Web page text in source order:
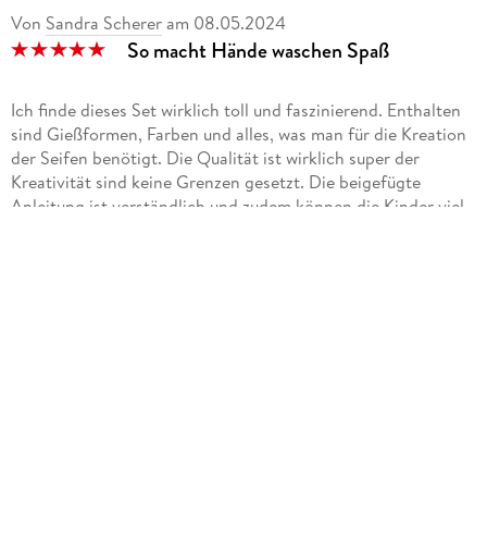
Von Sandra Scherer am 08.05.2024
So macht Hände waschen Spaß
Ich finde dieses Set wirklich toll und faszinierend. Enthalten
sind Gießformen, Farben und alles, was man für die Kreation
der Seifen benötigt. Die Qualität ist wirklich super der
Kreativität sind keine Grenzen gesetzt. Die beigefügte
Anleitung ist verständlich und zudem können die Kinder viel